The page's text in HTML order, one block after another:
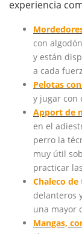
experiencia
con
y están
a cada
Pelotas
y jugar con
Apport de
en el
perro la
muy útil
practicar
Chaleco
delanteros
una mayor
Mangas,